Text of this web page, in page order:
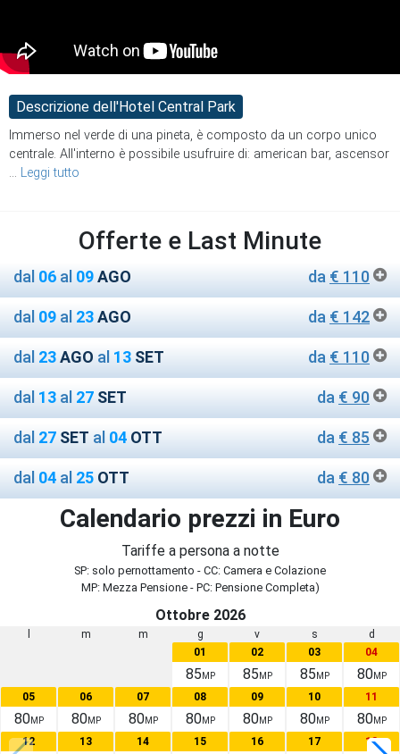
Descrizione dell'Hotel Central Park
Immerso nel verde di una pineta, è composto da un corpo unico
centrale. All'interno è possibile usufruire di: american bar, ascensor
... Leggi tutto
Offerte e Last Minute
dal 06 al 09AGO da € 110
dal 09 al 23AGO da € 142
dal 23AGO al 13 SET da € 110
dal 13 al 27 SET da € 90
dal 27 SET al 04 OTT da € 85
dal 04 al 25 OTT da € 80
Calendario prezzi in Euro
Tariffe a persona a notte
SP: solo pernottamento - CC: Camera e Colazione
MP: Mezza Pensione - PC: Pensione Completa)
Ottobre 2026
m m g v s
d
01
85 MP
02
85 MP
03
85 MP
04
80MP
05
80MP
06
80MP
07
80MP
08
80MP
09
80MP
10
80MP
11
80MP
12 13 14 15 16 17 18